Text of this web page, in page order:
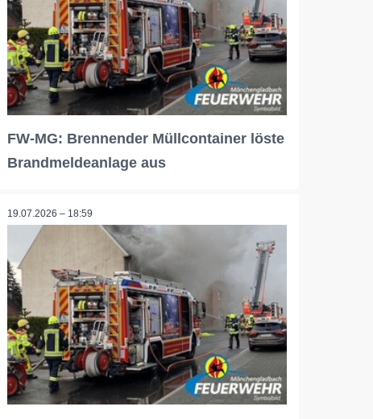
FW-MG: Brennender Müllcontainer löste
Brandmeldeanlage aus
19.07.2026 – 18:59